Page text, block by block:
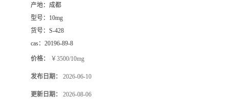
产地： 成都
型号： 10mg
货号： S-428
cas： 20196-89-8
价格： ￥3500/10mg
发布日期： 2026-06-10
更新日期： 2026-08-06